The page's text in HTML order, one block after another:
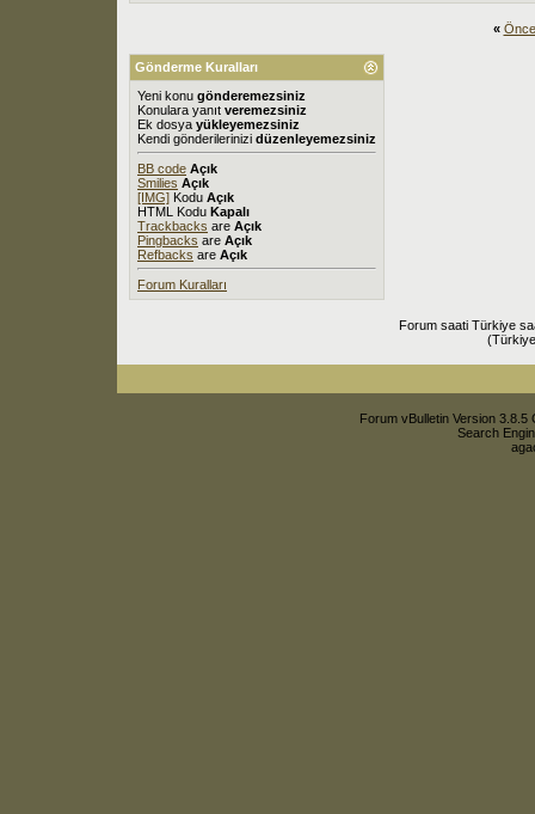
«
Gönderme Kuralları
Yeni konu gönderemezsiniz
Konulara yanıt veremezsiniz
Ek dosya yükleyemezsiniz
Kendi gönderilerinizi düzenleyemezsiniz
BB code Açık
Smilies Açık
[IMG] Kodu Açık
HTML Kodu Kapalı
Trackbacks are Açık
Pingbacks are Açık
Refbacks are Açık
Forum Kuralları
Forum saati Türkiye
Forum vBulletin Version
Search